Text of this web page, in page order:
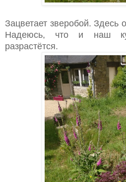
Зацветает зверобой. Здесь
Надеюсь, что и наш
разрастётся.